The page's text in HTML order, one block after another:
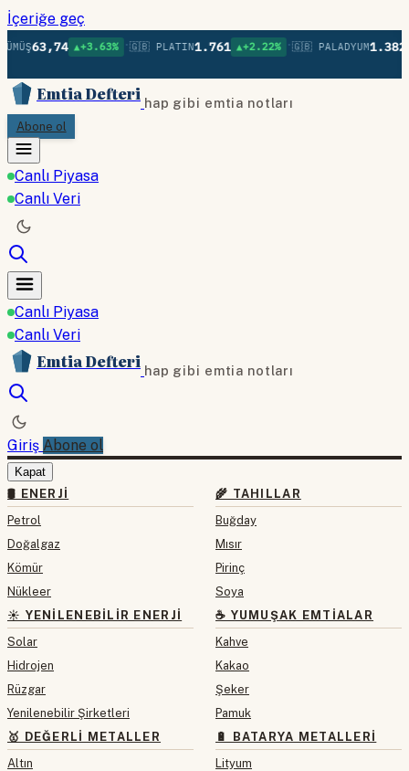
İçeriğe geç
63,74 ▲+3.63% • 🇬🇧 PLATIN1.761 ▲+2.22% • 🇬🇧 PALADYUM1.382
Emtia Defteri hap gibi emtia notları
Abone ol
Canlı Piyasa
Canlı Veri
Canlı Piyasa
Canlı Veri
Emtia Defteri hap gibi emtia notları
Giriş Abone ol
Kapat
🛢 ENERJI
Petrol
Doğalgaz
Kömür
Nükleer
☀️ YENILENEBILIR ENERJI
Solar
Hidrojen
Rüzgar
Yenilenebilir Şirketleri
🥇 DEĞERLI METALLER
Altın
🌾 TAHILLAR
Buğday
Mısır
Pirinç
Soya
☕ YUMUŞAK EMTIALAR
Kahve
Kakao
Şeker
Pamuk
🔋 BATARYA METALLERI
Lityum